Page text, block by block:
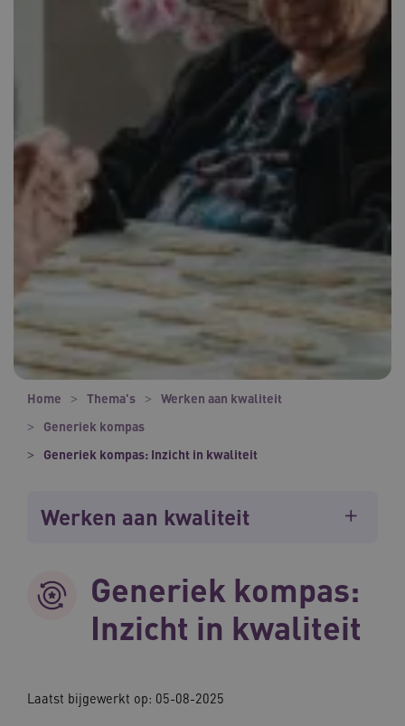
Home Thema's
Werken aan kwaliteit
Generiek kompas
Generiek kompas: Inzicht in kwaliteit
Werken aan kwaliteit
Generiek kompas:
Inzicht in kwaliteit
Laatst bijgewerkt op: 05-08-2025